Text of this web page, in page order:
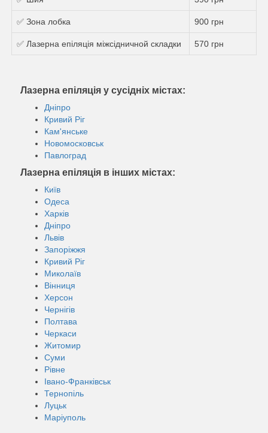
✅ Зона лобка 900 грн
✅ Лазерна епіляція міжсідничной складки 570 грн
Лазерна епіляція у сусідніх містах:
Дніпро
Кривий Ріг
Кам'янське
Новомосковськ
Павлоград
Лазерна епіляція в інших містах:
Київ
Одеса
Харків
Дніпро
Львів
Запоріжжя
Кривий Ріг
Миколаїв
Вінниця
Херсон
Чернігів
Полтава
Черкаси
Житомир
Суми
Рівне
Івано-Франківськ
Тернопіль
Луцьк
Маріуполь